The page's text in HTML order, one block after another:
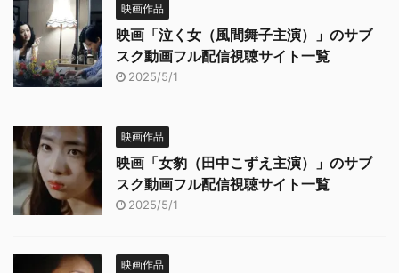
映画作品
映画「泣く女（風間舞子主演）」のサブ
スク動画フル配信視聴サイト一覧
2025/5/1
映画作品
映画「女豹（田中こずえ主演）」のサブ
スク動画フル配信視聴サイト一覧
2025/5/1
映画作品